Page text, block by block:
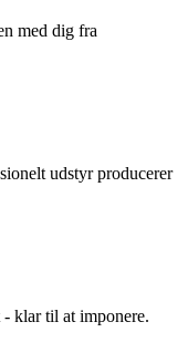
med dig fra
udstyr producerer
klar til at imponere.